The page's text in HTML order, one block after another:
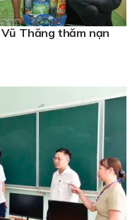
Thăng thăm nạn